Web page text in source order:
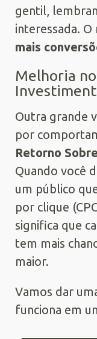
gentil,
interessada. O
mais
Melhoria
Outra grande
por
Retorno
Quando você
um público
por clique
significa que
tem mais
maior.
Vamos dar
funciona em